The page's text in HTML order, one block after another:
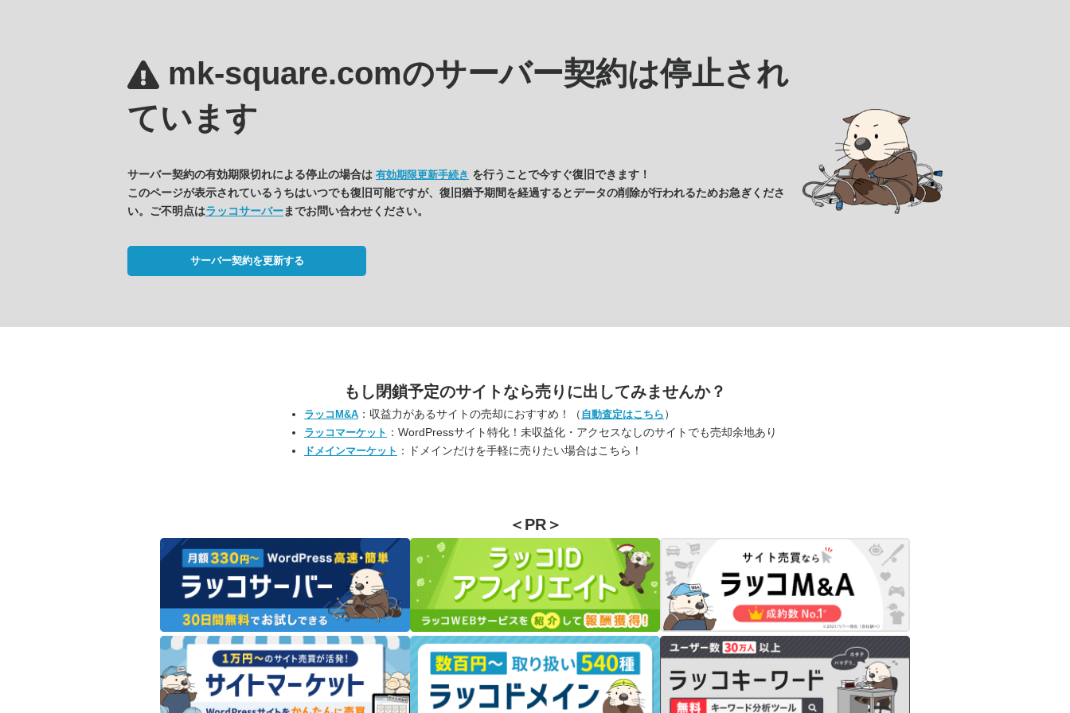
mk-square.comのサーバー契約は停止され
ています
サーバー契約の有効期限切れによる停止の場合は 有効期限更新手続き を行うことで今すぐ復旧できます！
このページが表示されているうちはいつでも復旧可能ですが、復旧猶予期間を経過するとデータの削除が行われるためお急ぎくださ
い。ご不明点はラッコサーバーまでお問い合わせください。
サーバー契約を更新する
もし閉鎖予定のサイトなら売りに出してみませんか？
ラッコM&A ：収益力があるサイトの売却におすすめ！（ 自動査定はこちら ）
ラッコマーケット ：WordPressサイト特化！未収益化・アクセスなしのサイトでも売却余地あり
ドメインマーケット ：ドメインだけを手軽に売りたい場合はこちら！
＜PR＞